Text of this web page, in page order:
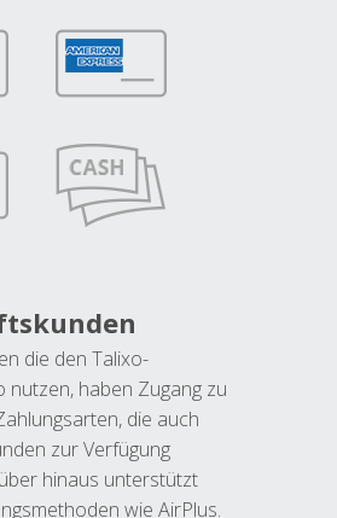
die den Talixo-
nutzen, haben Zugang zu
die auch
zur Verfügung
hinaus unterstützt
wie AirPlus.